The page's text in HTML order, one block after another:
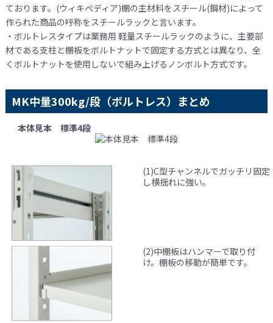
ております。(ウィキぺディア)棚の主材料をスチール(鋼材)によって
作られた商品の呼称をスチールラックと言います。
・ボルトレスタイプは業務用 軽量スチールラックのように、主要部
材である支柱と棚板をボルトナットで固定する方式とは異なり、全
くボルトナットを使用しないで組み上げるノンボルト方式です。
MK中量300kg/段（ボルトレス）まとめ
本体見本 標準4段
(1)C型チャンネルでガッチリ固定
し横揺れに強い。
(2)中棚板はハンマーで取り付
け。棚板の移動が簡単です。